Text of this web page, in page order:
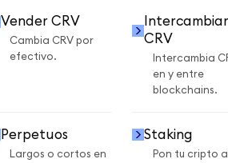
Vender CRV
Cambia CRV por
efectivo.
Intercambiar
CRV
Intercambia
en y entre
blockchains.
Perpetuos
Largos o cortos en
Staking
Pon tu cripto a